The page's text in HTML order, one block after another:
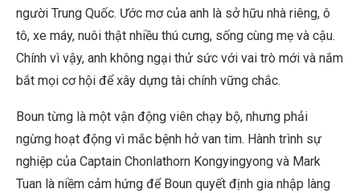
người Trung Quốc. Ước mơ của anh là sở hữu nhà riêng, ô
tô, xe máy, nuôi thật nhiều thú cưng, sống cùng mẹ và cậu.
Chính vì vậy, anh không ngại thử sức với vai trò mới và nắm
bắt mọi cơ hội để xây dựng tài chính vững chắc.
Boun từng là một vận động viên chạy bộ, nhưng phải
ngừng hoạt động vì mắc bệnh hở van tim. Hành trình sự
nghiệp của Captain Chonlathorn Kongyingyong và Mark
Tuan là niềm cảm hứng để Boun quyết định gia nhập làng